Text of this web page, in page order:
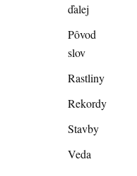
ďalej
Pôvod
slov
Rastliny
Rekordy
Stavby
Veda